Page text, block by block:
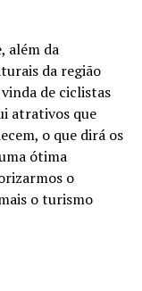
além da
da região
de ciclistas
atrativos que
o que dirá os
ótima
o
o turismo